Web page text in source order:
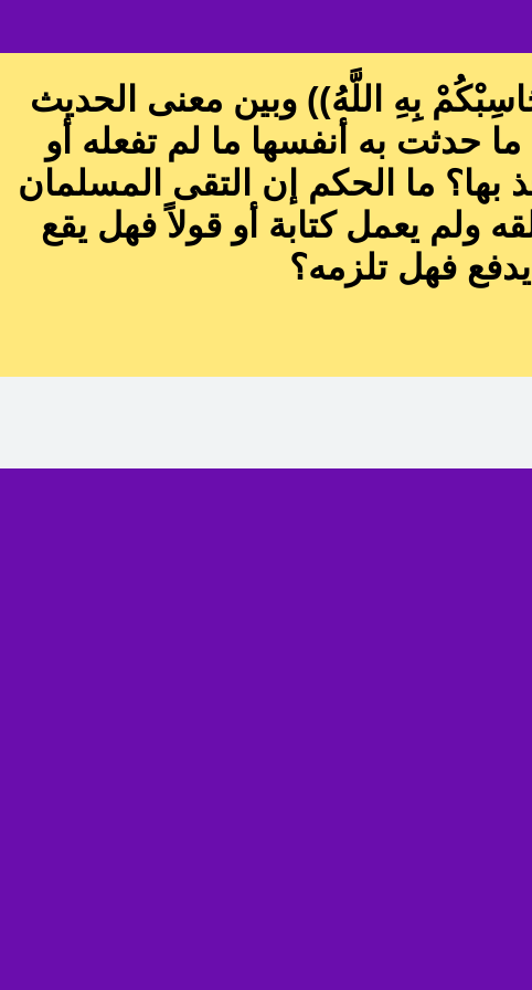
بِهِ اللَّهُ)) وبين معنى الحديث
حدثت به أنفسها ما لم تفعله أو
ما الحكم إن التقى المسلمان
ولم يعمل كتابة أو قولاً فهل يقع
فهل تلزمه؟